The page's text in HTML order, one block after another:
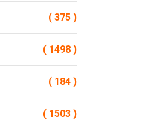
( 375 )
( 1498 )
( 184 )
( 1503 )